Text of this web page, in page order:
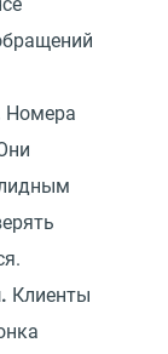
Номера
Клиенты